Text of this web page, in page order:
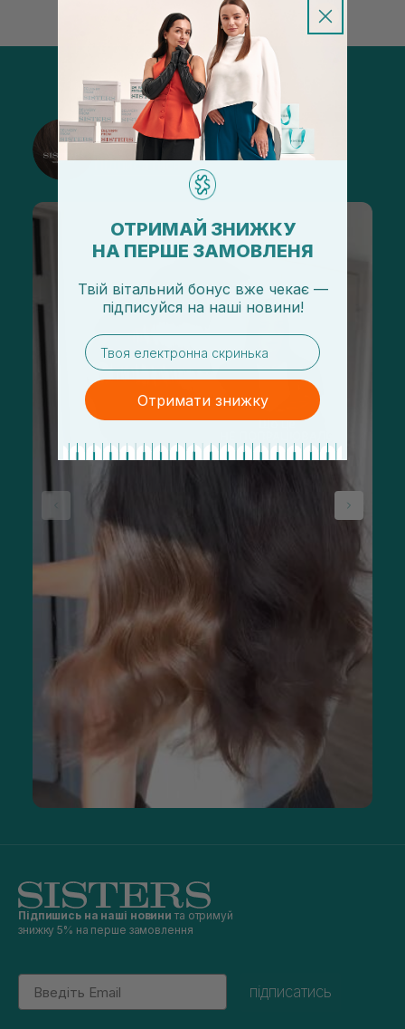
@sisters_stelmakh в Instagram
Підписатися
Підпишись на наші новини та отримуй
знижку 5% на перше замовлення
Email
підписатись
ОТРИМАЙ ЗНИЖКУ
НА ПЕРШЕ ЗАМОВЛЕНЯ
Твій вітальний бонус вже чекає —
підписуйся на наші новини!
email
Отримати знижку